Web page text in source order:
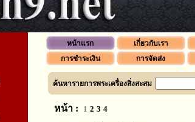
หน้าแรก เกี่ยวกับเรา
การชำระเงิน
การจัดส่ง
ค้นหารายการพระเครื่องสิ่งสะสม
หน้า : 1 2 3 4